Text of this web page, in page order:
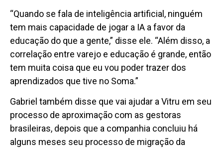
“Quando se fala de inteligência artificial, ninguém
tem mais capacidade de jogar a IA a favor da
educação do que a gente,” disse ele. “Além disso, a
correlação entre varejo e educação é grande, então
tem muita coisa que eu vou poder trazer dos
aprendizados que tive no Soma.”
Gabriel também disse que vai ajudar a Vitru em seu
processo de aproximação com as gestoras
brasileiras, depois que a companhia concluiu há
alguns meses seu processo de migração da